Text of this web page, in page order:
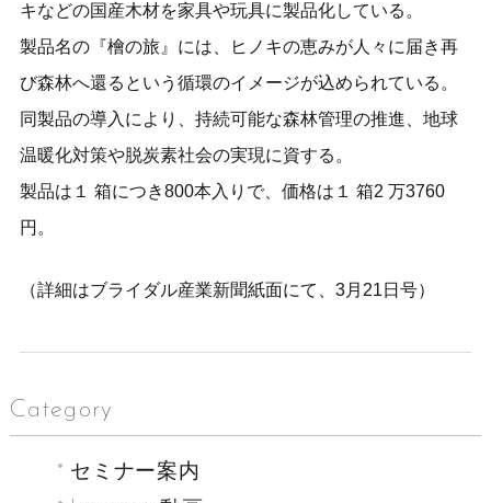
キなどの国産木材を家具や玩具に製品化している。
製品名の『檜の旅』には、ヒノキの恵みが人々に届き再
び森林へ還るという循環のイメージが込められている。
同製品の導入により、持続可能な森林管理の推進、地球
温暖化対策や脱炭素社会の実現に資する。
製品は１ 箱につき800本入りで、価格は１ 箱2 万3760
円。
（詳細はブライダル産業新聞紙面にて、3月21日号）
Category
セミナー案内